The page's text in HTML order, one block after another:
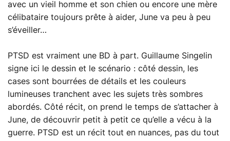
avec un vieil homme et son chien ou encore une mère
célibataire toujours prête à aider, June va peu à peu
s’éveiller…
PTSD est vraiment une BD à part. Guillaume Singelin
signe ici le dessin et le scénario : côté dessin, les
cases sont bourrées de détails et les couleurs
lumineuses tranchent avec les sujets très sombres
abordés. Côté récit, on prend le temps de s’attacher à
June, de découvrir petit à petit ce qu’elle a vécu à la
guerre. PTSD est un récit tout en nuances, pas du tout